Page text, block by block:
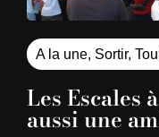
A la une, Sortir,
Les Escales
aussi une